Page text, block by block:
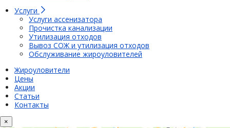
Услуги
Услуги ассенизатора
Прочистка канализации
Утилизация отходов
Вывоз СОЖ и утилизация отходов
Обслуживание жироуловителей
Жироуловители
Цены
Акции
Статьи
Контакты
×